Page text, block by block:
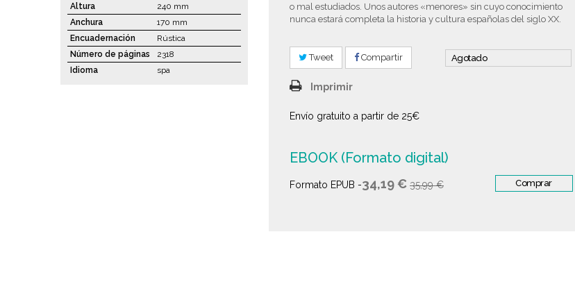
o mal estudiados. Unos autores «menores» sin cuyo conocimiento
nunca estará completa la historia y cultura españolas del siglo XX.
Tweet Compartir
Imprimir
Envío gratuito a partir de 25€
Agotado
EBOOK (Formato digital)
Formato EPUB -34,19 € 35,99 € Comprar
Altura
240 mm
Anchura
170 mm
Encuadernación
Rústica
Número de páginas
2318
Idioma
spa